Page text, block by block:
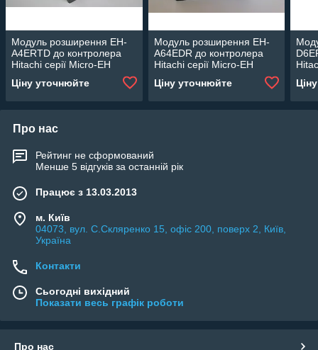
Модуль розширення EH-
A4ERTD до контролера
Hitachi серії Micro-EH
Ціну уточнюйте
Модуль розширення EH-
A64EDR до контролера
Hitachi серії Micro-EH
Ціну уточнюйте
Про нас
Рейтинг не сформований
Менше 5 відгуків за останній рік
Працює з 13.03.2013
м. Київ
04073, вул. C.Скляренко 15, офіс 200, поверх 2, Київ,
Україна
Контакти
Сьогодні вихідний
Показати весь графік роботи
Про нас